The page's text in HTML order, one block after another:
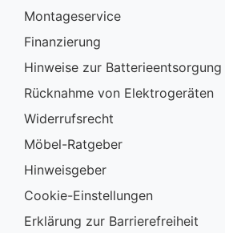
Montageservice
Finanzierung
Hinweise zur Batterieentsorgung
Rücknahme von Elektrogeräten
Widerrufsrecht
Möbel-Ratgeber
Hinweisgeber
Cookie-Einstellungen
Erklärung zur Barrierefreiheit